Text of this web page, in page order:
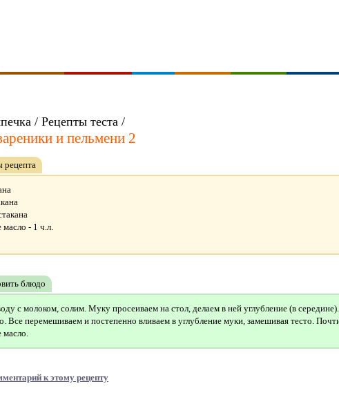
/ Рецепты теста /
и пельмени 2
рецепта
масло - 1 ч.л.
блюдо
с молоком, солим. Муку просеиваем на стол, делаем в ней углубление (в
Все перемешиваем и постепенно вливаем в углубление муки, замешивая тесто.
масло.
к этому рецепту